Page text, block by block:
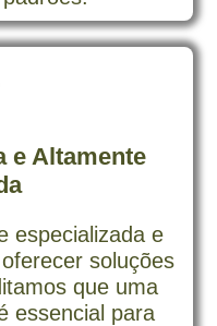
e Altamente
especializada e
soluções
que uma
essencial para